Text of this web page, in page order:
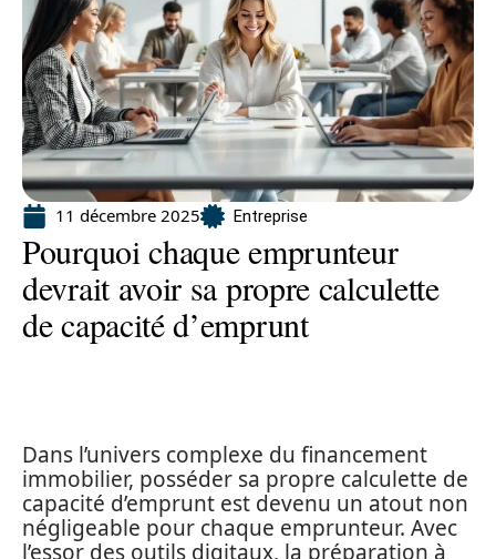
11 décembre 2025 Entreprise
Pourquoi chaque emprunteur
devrait avoir sa propre calculette
de capacité d’emprunt
Dans l’univers complexe du financement
immobilier, posséder sa propre calculette de
capacité d’emprunt est devenu un atout non
négligeable pour chaque emprunteur. Avec
l’essor des outils digitaux, la préparation à